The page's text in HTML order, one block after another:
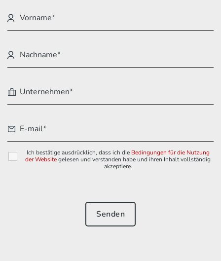
Ich bestätige ausdrücklich, dass ich die Bedingungen für die Nutzung
der Websitegelesen und verstanden habe und ihren Inhalt vollständig
akzeptiere.